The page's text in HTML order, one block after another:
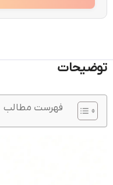
توضیحات
فهرست مطالب